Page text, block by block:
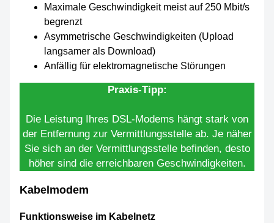
Maximale Geschwindigkeit meist auf 250 Mbit/s
begrenzt
Asymmetrische Geschwindigkeiten (Upload
langsamer als Download)
Anfällig für elektromagnetische Störungen
Praxis-Tipp:
Die Leistung Ihres DSL-Modems hängt stark von
der Entfernung zur Vermittlungsstelle ab. Je näher
Sie sich an der Vermittlungsstelle befinden, desto
höher sind die erreichbaren Geschwindigkeiten.
Kabelmodem
Funktionsweise im Kabelnetz